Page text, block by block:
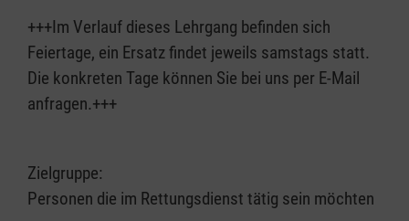
+++Im Verlauf dieses Lehrgang befinden sich
Feiertage, ein Ersatz findet jeweils samstags statt.
Die konkreten Tage können Sie bei uns per E-Mail
anfragen.+++
Zielgruppe:
Personen die im Rettungsdienst tätig sein möchten